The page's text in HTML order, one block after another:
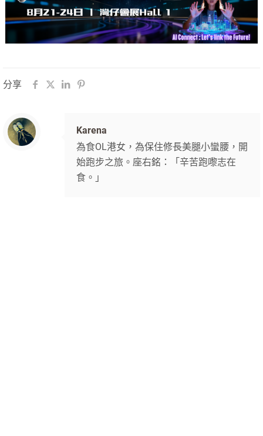
分享
Karena
為食OL港女，為保住修長美腿小蠻腰，開
始跑步之旅。座右銘：「辛苦跑嚟志在
食。」